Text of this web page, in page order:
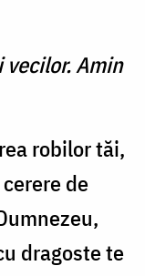
Amin
robilor tăi,
de
dragoste te